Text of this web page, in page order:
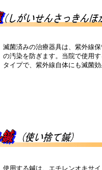
滅菌済みの治療器具は、紫外線
の汚染を防ぎます。当院で使用
タイプで、紫外線自体にも滅菌
使用する鍼は、エチレンオキサ